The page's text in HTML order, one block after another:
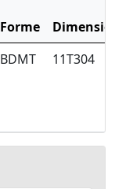
Forme
BDMT 11T304